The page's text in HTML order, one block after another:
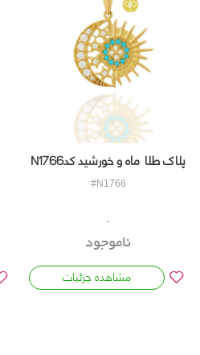
پلاک طلا ماه و خورشید کدN1766
#N1766
ناموجود
مشاهده جزئیات